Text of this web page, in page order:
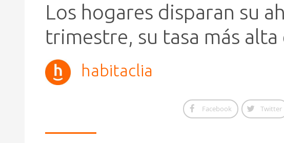
Los hogares disparan su
trimestre, su tasa más alta
habitaclia
Facebook Twitter